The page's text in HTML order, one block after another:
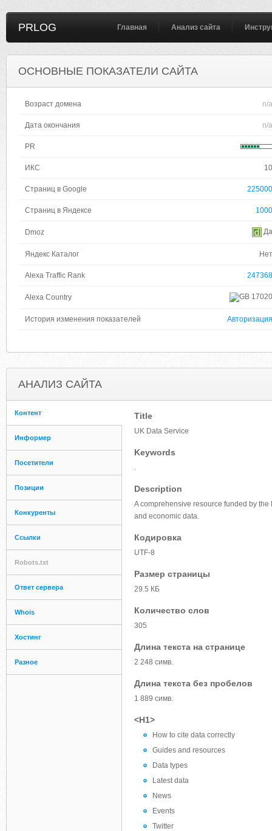
PRLOG Главная Анализ сайта
ОСНОВНЫЕ ПОКАЗАТЕЛИ САЙТА
Возраст домена n/a
Дата окончания n/a
PR
ИКС 10
Страниц в Google 225000
Страниц в Яндексе 1000
Dmoz Да
Яндекс Каталог Нет
Alexa Traffic Rank 247368
Alexa Country 17020
История изменения показателей Авторизация
АНАЛИЗ САЙТА
Контент
Информер
Посетители
Позиции
Конкуренты
Ссылки
Robots.txt
Ответ сервера
Whois
Хостинг
Разное
Title
UK Data Service
Keywords
.
Description
A comprehensive resource funded by
and economic data.
Кодировка
UTF-8
Размер страницы
29.5 КБ
Количество слов
305
Длина текста на странице
2 248 симв.
Длина текста без пробелов
1 889 симв.
<H1>
How to cite data correctly
Guides and resources
Data types
Latest data
News
Events
Twitter